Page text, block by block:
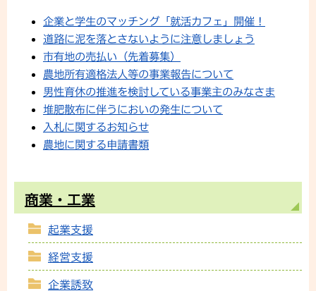
企業と学生のマッチング「就活カフェ」開催！
道路に泥を落とさないように注意しましょう
市有地の売払い（先着募集）
農地所有適格法人等の事業報告について
男性育休の推進を検討している事業主のみなさま
堆肥散布に伴うにおいの発生について
入札に関するお知らせ
農地に関する申請書類
商業・工業
起業支援
経営支援
企業誘致